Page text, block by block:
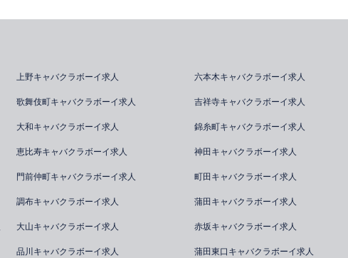
上野キャバクラボーイ求人 六本木キャバクラボーイ求人
歌舞伎町キャバクラボーイ求人 吉祥寺キャバクラボーイ求人
大和キャバクラボーイ求人 錦糸町キャバクラボーイ求人
恵比寿キャバクラボーイ求人 神田キャバクラボーイ求人
門前仲町キャバクラボーイ求人 町田キャバクラボーイ求人
調布キャバクラボーイ求人 蒲田キャバクラボーイ求人
大山キャバクラボーイ求人 赤坂キャバクラボーイ求人
品川キャバクラボーイ求人 蒲田東口キャバクラボーイ求人